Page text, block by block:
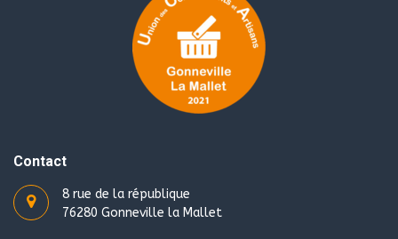
Contact
8 rue de la république
76280 Gonneville la Mallet